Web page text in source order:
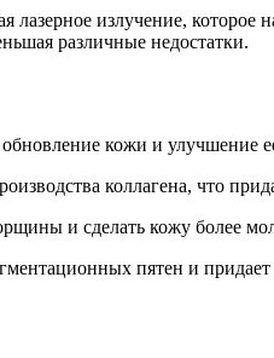
излучение, которое
различные недостатки.
кожи и улучшение
коллагена, что
и сделать кожу более
пятен и